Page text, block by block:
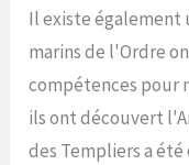
Il existe également
marins de l'Ordre
compétences pour
ils ont découvert
des Templiers a été